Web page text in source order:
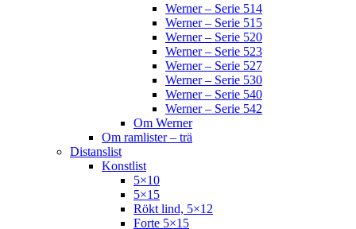
Werner – Serie 514
Werner – Serie 515
Werner – Serie 520
Werner – Serie 523
Werner – Serie 527
Werner – Serie 530
Werner – Serie 540
Werner – Serie 542
Om Werner
Om ramlister – trä
Distanslist
Konstlist
5×10
5×15
Rökt lind, 5×12
Forte 5×15